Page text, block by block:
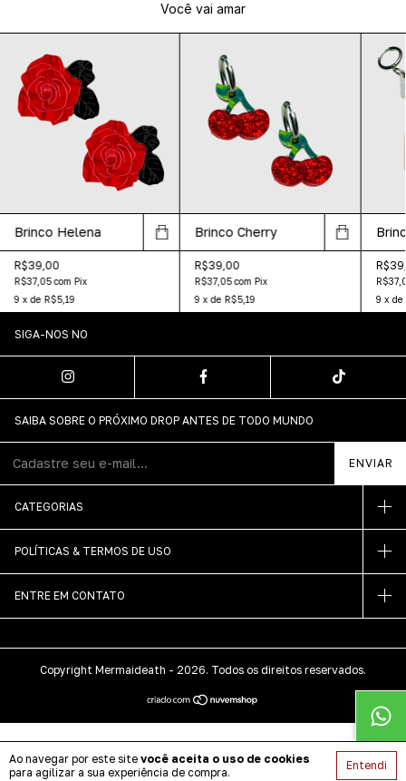
Ao navegar por este site você aceita o uso de cookies
para agilizar a sua experiência de compra.
Entendi
Você vai amar
Brinco Helena
R$39,00
R$37,05com Pix
9 xde R$5,19
Brinco Cherry
R$39,00
R$37,05com Pix
9 xdeR$5,19
9 x de
SIGA-NOS NO
SAIBA SOBRE O PRÓXIMO DROP ANTES DE TODO MUNDO
CATEGORIAS
POLÍTICAS & TERMOS DE USO
ENTRE EM CONTATO
Copyright Mermaideath - 2026. Todos os direitos reservados.